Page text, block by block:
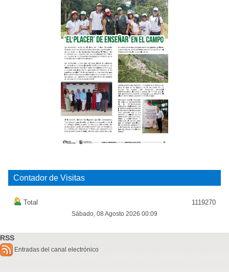
Contador de Visitas
Total 1119270
Sábado, 08 Agosto 2026 00:09
RSS
Entradas del canal electrónico